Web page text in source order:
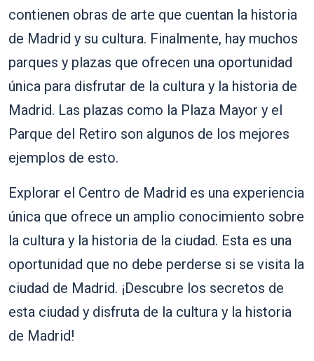
contienen obras de arte que cuentan la historia
de Madrid y su cultura. Finalmente, hay muchos
parques y plazas que ofrecen una oportunidad
única para disfrutar de la cultura y la historia de
Madrid. Las plazas como la Plaza Mayor y el
Parque del Retiro son algunos de los mejores
ejemplos de esto.
Explorar el Centro de Madrid es una experiencia
única que ofrece un amplio conocimiento sobre
la cultura y la historia de la ciudad. Esta es una
oportunidad que no debe perderse si se visita la
ciudad de Madrid. ¡Descubre los secretos de
esta ciudad y disfruta de la cultura y la historia
de Madrid!